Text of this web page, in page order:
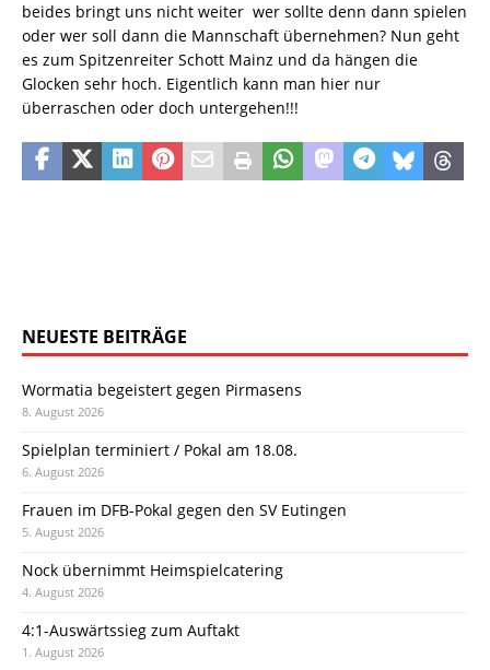
beides bringt uns nicht weiter  wer sollte denn dann spielen
oder wer soll dann die Mannschaft übernehmen? Nun geht
es zum Spitzenreiter Schott Mainz und da hängen die
Glocken sehr hoch. Eigentlich kann man hier nur
überraschen oder doch untergehen!!!
NEUESTE BEITRÄGE
Wormatia begeistert gegen Pirmasens
8. August 2026
Spielplan terminiert / Pokal am 18.08.
6. August 2026
Frauen im DFB-Pokal gegen den SV Eutingen
5. August 2026
Nock übernimmt Heimspielcatering
4. August 2026
4:1-Auswärtssieg zum Auftakt
1. August 2026